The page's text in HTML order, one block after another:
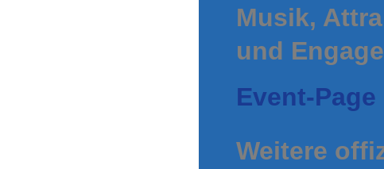
Musik,
und
Event-Page
Weitere